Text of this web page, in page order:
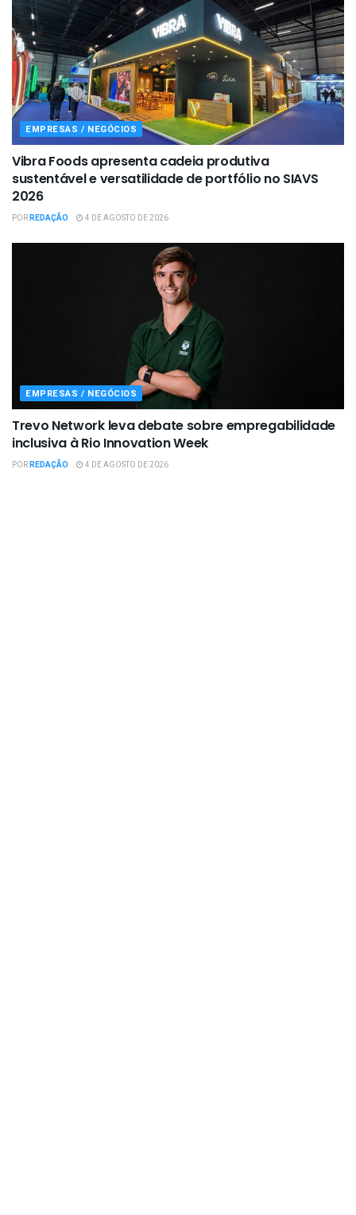
EMPRESAS / NEGÓCIOS
Vibra Foods apresenta cadeia produtiva
sustentável e versatilidade de portfólio no SIAVS
2026
PORREDAÇÃO 4 DE AGOSTO DE 2026
EMPRESAS / NEGÓCIOS
Trevo Network leva debate sobre empregabilidade
inclusiva à Rio Innovation Week
PORREDAÇÃO 4 DE AGOSTO DE 2026